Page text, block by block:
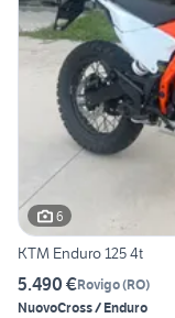
6
KTM Enduro 125 4t
5.490 €Rovigo(RO)
NuovoCross / Enduro